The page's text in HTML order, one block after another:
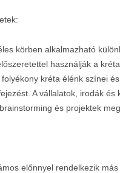
körben alkalmazható
használják a
kréta élénk színei
A vállalatok, irodák
és projektek
előnnyel rendelkezik